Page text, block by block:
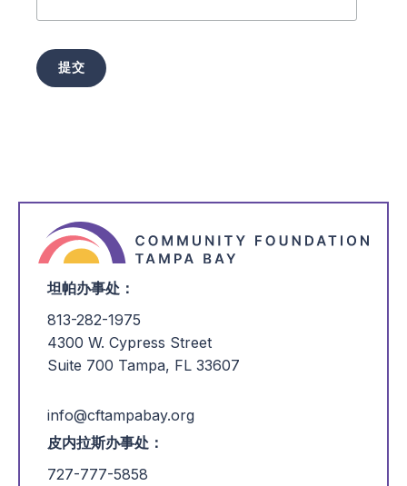
提交
坦帕办事处：
813-282-1975
4300 W. Cypress Street
Suite 700 Tampa, FL 33607
info@cftampabay.org
皮内拉斯办事处：
727-777-5858